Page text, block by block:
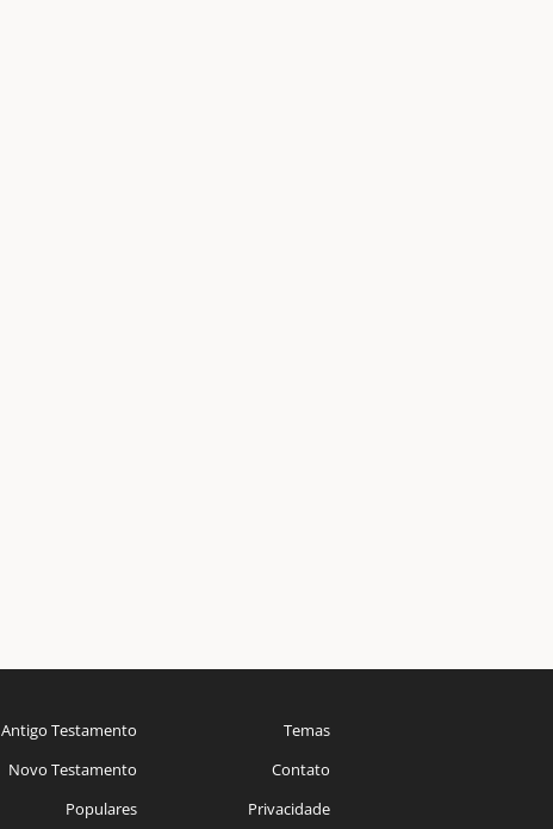
Antigo Testamento
Novo Testamento
Populares
Temas
Contato
Privacidade